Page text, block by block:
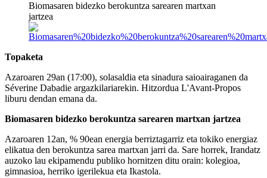
Biomasaren bidezko berokuntza sarearen martxan
jartzea
Topaketa
Azaroaren 29an (17:00), solasaldia eta sinadura saioairaganen da
Séverine Dabadie argazkilariarekin. Hitzordua L'Avant-Propos
liburu dendan emana da.
Biomasaren bidezko berokuntza sarearen martxan jartzea
Azaroaren 12an, % 90ean energia berriztagarriz eta tokiko energiaz
elikatua den berokuntza sarea martxan jarri da. Sare horrek, Irandatz
auzoko lau ekipamendu publiko hornitzen ditu orain: kolegioa,
gimnasioa, herriko igerilekua eta Ikastola.